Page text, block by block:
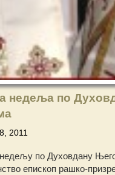
недеља по
2011
по Духовдану
епископ рашко-